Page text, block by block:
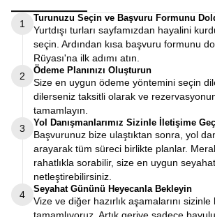
1
Turunuzu Seçin ve Başvuru Formunu
Yurtdışı turları sayfamızdan hayalini
seçin. Ardından kısa başvuru formunu
Rüyası'na ilk adımı atın.
2
Ödeme Planınızı Oluşturun
Size en uygun ödeme yöntemini seçin
dilerseniz taksitli olarak ve
tamamlayın.
3
Yol Danışmanlarımız Sizinle İletişime
Başvurunuz bize ulaştıktan sonra, yol
arayarak tüm süreci birlikte planlar.
rahatlıkla sorabilir, size en uygun
netleştirebilirsiniz.
4
Seyahat Gününü Heyecanla Bekleyin
Vize ve diğer hazırlık aşamalarını sizinle